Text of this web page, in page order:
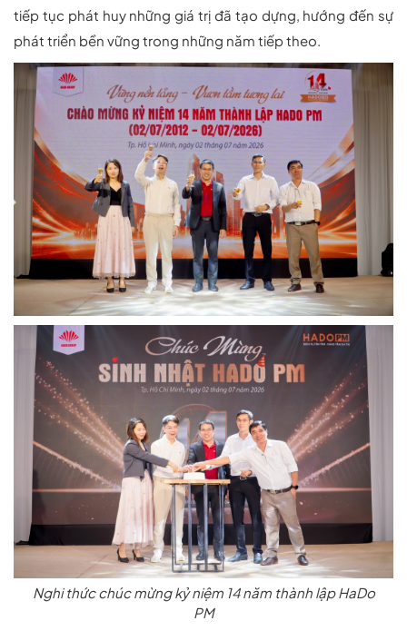
tiếp tục phát huy những giá trị đã tạo dựng, hướng đến sự
phát triển bền vững trong những năm tiếp theo.
Nghi thức chúc mừng kỷ niệm 14 năm thành lập HaDo
PM